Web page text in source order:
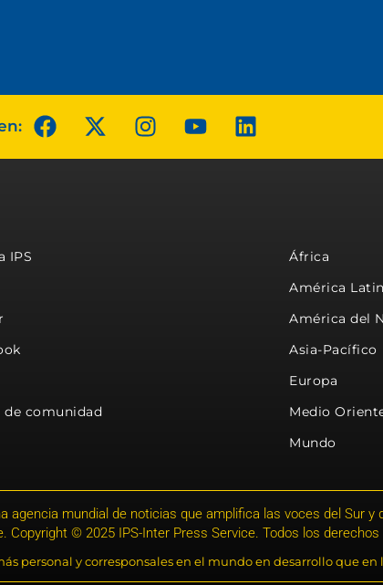
IPS
de comunidad
África
América
América del
Asia-Pacífico
Europa
Medio
Mundo
mundial de noticias que amplifica las voces del Sur y
Copyright © 2025 IPS-Inter Press Service. Todos los
personal y corresponsales en el mundo en desarrollo que en